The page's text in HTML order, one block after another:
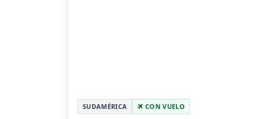
SUDAMÉRICA CON VUELO